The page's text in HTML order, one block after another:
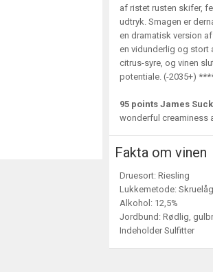
af ristet rusten skifer,
udtryk. Smagen er
en dramatisk version
en vidunderlig og
citrus-syre, og vinen
potentiale. (-2035+)
95 points James
wonderful creaminess
Fakta om vinen
Druesort: Riesling
Lukkemetode: Skruelåg
Alkohol: 12,5%
Jordbund: Rødlig,
Indeholder Sulfitter